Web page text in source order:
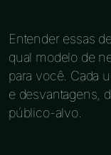
Entender essas
qual modelo de
para você. Cada
e desvantagens,
público-alvo.